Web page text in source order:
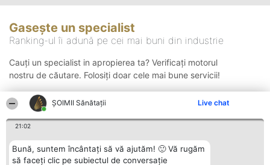
ŞOIMII Sănătații Live chat
21:02
Bună, suntem încântați să vă ajutăm! 🙂 Vă rugăm
să faceți clic pe subiectul de conversație
Gasește un specialist
Ranking-ul îi adună pe cei mai buni din industrie
Cauți un specialist in apropierea ta? Verificați motorul
nostru de căutare. Folosiți doar cele mai bune servicii!